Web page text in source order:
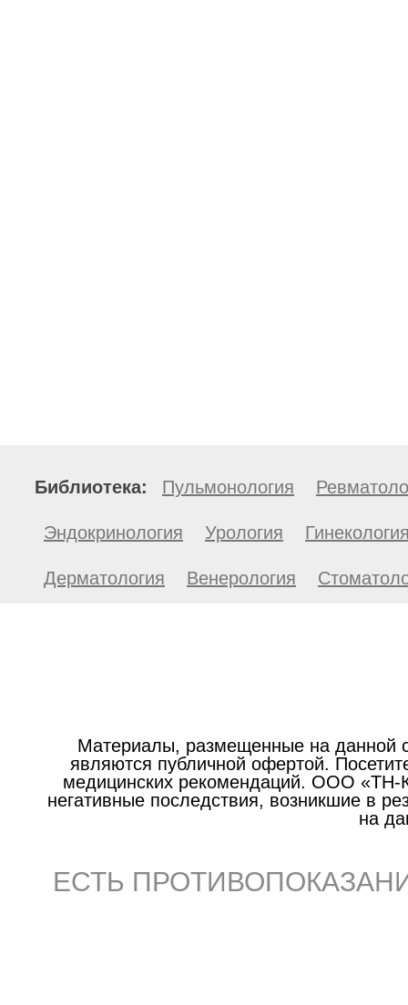
Библиотека: Пульмонология
Эндокринология Урология
Дерматология Венерология
Материалы, размещенные на данной
являются публичной офертой.
медицинских рекомендаций. ООО «ТН-
негативные последствия, возникшие в
на
ЕСТЬ